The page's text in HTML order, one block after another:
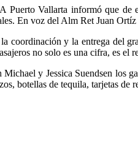
Vallarta informó que de
En voz del Alm Ret Juan
coordinación y la entrega del
no solo es una cifra, es
y Jessica Suendsen
botellas de tequila, tarjetas